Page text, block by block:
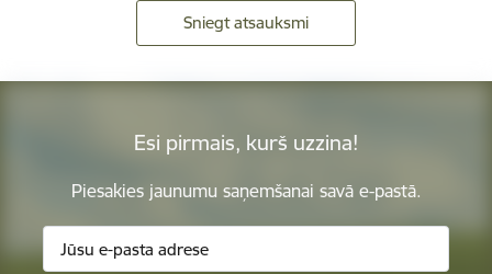
Sniegt atsauksmi
Esi pirmais, kurš uzzina!
Piesakies jaunumu saņemšanai savā e-pastā.